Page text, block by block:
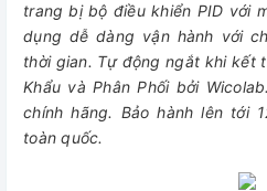
trang bị bộ điều khiển PID với
dụng dễ dàng vận hành với
thời gian. Tự động ngắt khi kết
Khẩu và Phân Phối bởi
chính hãng. Bảo hành lên tới
toàn quốc.